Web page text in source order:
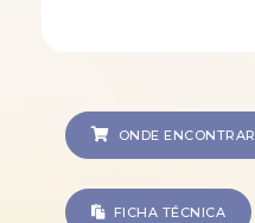
ONDE ENCONTRAR
FICHA TÉCNICA